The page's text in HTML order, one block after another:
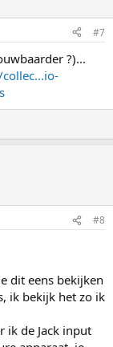
#7
?)...
#8
dit eens bekijken
ik bekijk het zo ik
ik de Jack input